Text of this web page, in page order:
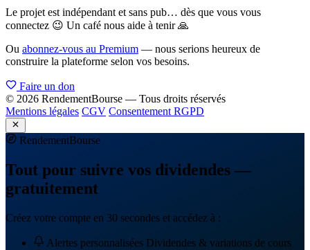
Le projet est indépendant et sans pub… dès que vous vous
connectez 😉 Un café nous aide à tenir 🙏
Ou abonnez-vous au Premium — nous serions heureux de
construire la plateforme selon vos besoins.
Faire un don
© 2026 RendementBourse — Tous droits réservés
Mentions légales CGV Consentement RGPD
RendementBourse
Tout pour suivre vos dividendes —
gratuitement
Créez votre compte en 30 secondes et accédez à :
Alertes personnalisées Dividendes & variations de cours